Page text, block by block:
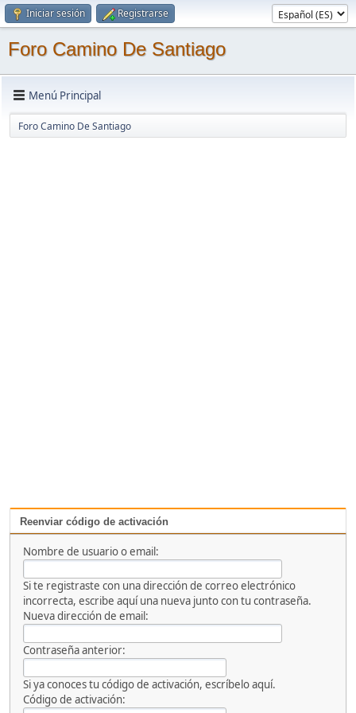
Iniciar sesión Registrarse
Foro Camino De Santiago
Menú Principal
Foro Camino De Santiago
Reenviar código de activación
Nombre de usuario o email:
Si te registraste con una dirección de correo electrónico
incorrecta, escribe aquí una nueva junto con tu contraseña.
Nueva dirección de email:
Contraseña anterior:
Si ya conoces tu código de activación, escríbelo aquí.
Código de activación: